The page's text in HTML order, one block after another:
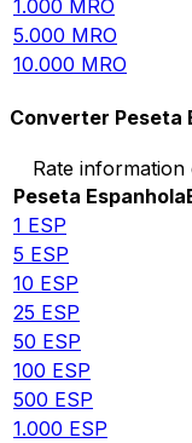
1.000 MRO
5.000 MRO
10.000 MRO
Converter Peseta
Rate
Peseta Espanhola
1 ESP
5 ESP
10 ESP
25 ESP
50 ESP
100 ESP
500 ESP
1.000 ESP